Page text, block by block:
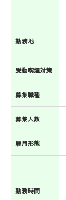
勤務地
受動喫煙対策
募集職種
募集人数
雇用形態
勤務時間